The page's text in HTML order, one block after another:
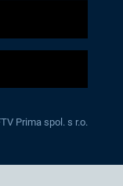
Prima spol. s r.o.